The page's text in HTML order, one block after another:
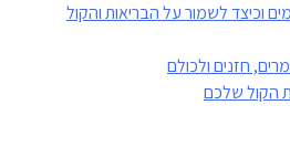
האלימים וכיצד לשמור על הבריאות והקול
חזנים ולכולם
הקול שלכם